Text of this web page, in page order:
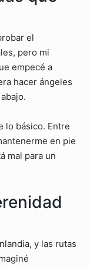
el
pero mi
empecé a
hacer ángeles
lo básico. Entre
en pie
mal para un
y las rutas